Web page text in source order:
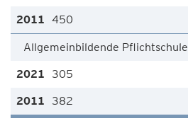
450
Allgemeinbildende Pflichtschule
305
382